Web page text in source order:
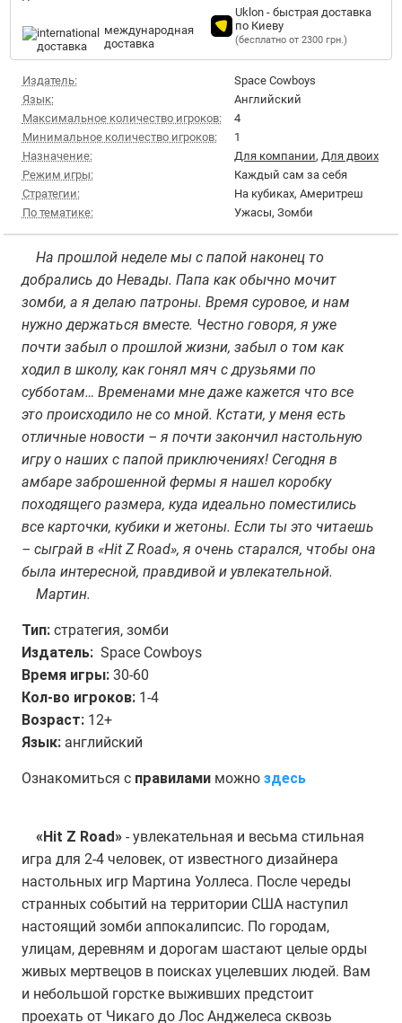
международная
доставка
Uklon - быстрая доставка
по Киеву
(бесплатно от 2300 грн.)
Издатель:
Space Cowboys
Язык:
Английский
Максимальное количество игроков:
4
Минимальное количество игроков:
1
Назначение:
Для компании, Для двоих
Режим игры:
Каждый сам за себя
Стратегии:
На кубиках, Америтреш
По тематике:
Ужасы, Зомби
На прошлой неделе мы с папой наконец то
добрались до Невады. Папа как обычно мочит
зомби, а я делаю патроны. Время суровое, и нам
нужно держаться вместе. Честно говоря, я уже
почти забыл о прошлой жизни, забыл о том как
ходил в школу, как гонял мяч с друзьями по
субботам… Временами мне даже кажется что все
это происходило не со мной. Кстати, у меня есть
отличные новости – я почти закончил настольную
игру о наших с папой приключениях! Сегодня в
амбаре заброшенной фермы я нашел коробку
походящего размера, куда идеально поместились
все карточки, кубики и жетоны. Если ты это читаешь
– сыграй в «Hit Z Road», я очень старался, чтобы она
была интересной, правдивой и увлекательной.
Мартин.
Тип: стратегия, зомби
Издатель: Space Cowboys
Время игры:30-60
Кол-во игроков:1-4
Возраст:12+
Язык:английский
Ознакомиться с правиламиможно здесь
«Hit Z Road»- увлекательная и весьма стильная
игра для 2-4 человек, от известного дизайнера
настольных игр Мартина Уоллеса. После череды
странных событий на территории США наступил
настоящий зомби аппокалипсис. По городам,
улицам, деревням и дорогам шастают целые орды
живых мертвецов в поисках уцелевших людей. Вам
и небольшой горстке выживших предстоит
проехать от Чикаго до Лос Анджелеса сквозь